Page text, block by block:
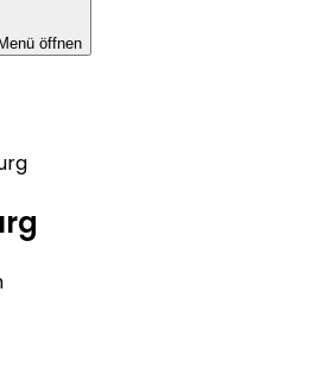
Menü öffnen